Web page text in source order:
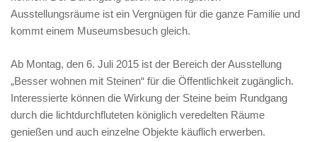
Ausstellungsräume ist ein Vergnügen für die ganze Familie und
kommt einem Museumsbesuch gleich.
Ab Montag, den 6. Juli 2015 ist der Bereich der Ausstellung
„Besser wohnen mit Steinen“ für die Öffentlichkeit zugänglich.
Interessierte können die Wirkung der Steine beim Rundgang
durch die lichtdurchfluteten königlich veredelten Räume
genießen und auch einzelne Objekte käuflich erwerben.